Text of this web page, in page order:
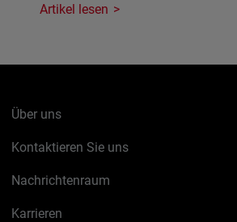
Artikel lesen
Über uns
Kontaktieren Sie uns
Nachrichtenraum
Karrieren